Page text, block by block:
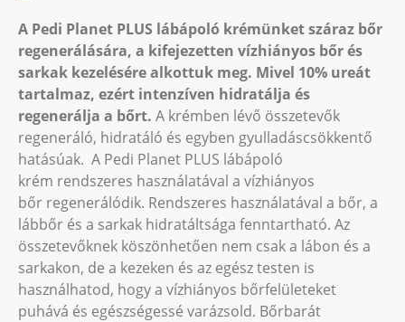
A Pedi Planet PLUS lábápoló krémünket száraz bőr
regenerálására, a kifejezetten vízhiányos bőr és
sarkak kezelésére alkottuk meg. Mivel 10% ureát
tartalmaz, ezért intenzíven hidratálja és
regenerálja a bőrt. A krémben lévő összetevők
regeneráló, hidratáló és egyben gyulladáscsökkentő
hatásúak. A Pedi Planet PLUS lábápoló
krém rendszeres használatával a vízhiányos
bőr regenerálódik. Rendszeres használatával a bőr, a
lábbőr és a sarkak hidratáltsága fenntartható. Az
összetevőknek köszönhetően nem csak a lábon és a
sarkakon, de a kezeken és az egész testen is
használhatod, hogy a vízhiányos bőrfelületeket
puhává és egészségessé varázsold. Bőrbarát